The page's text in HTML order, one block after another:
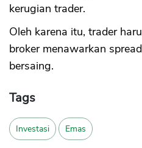
kerugian trader.
Oleh karena itu, trader
broker menawarkan
bersaing.
Tags
Investasi Emas